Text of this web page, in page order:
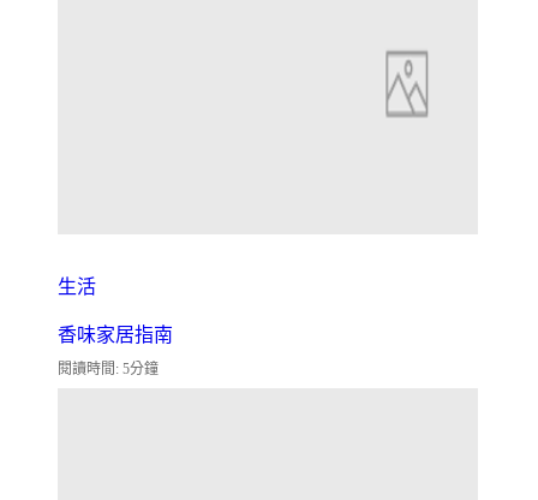
生活
香味家居指南
閱讀時間: 5分鐘